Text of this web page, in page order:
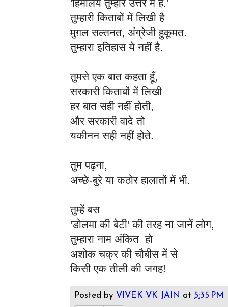
'हिमालय तुम्हारे उत्तर में है.'
तुम्हारी किताबों में लिखी है
मुग़ल सल्तनत, अंग्रेजी हुकूमत.
तुम्हारा इतिहास ये नहीं है.
तुमसे एक बात कहता हूँ,
सरकारी किताबों में लिखी
हर बात सही नहीं होती,
और सरकारी वादे तो
यकीनन सही नहीं होते.
तुम पढ़ना,
अच्छे-बुरे या कठोर हालातों में भी.
तुम्हें बस
'डोलमा की बेटी' की तरह ना जानें लोग,
तुम्हारा नाम अंकित हो
अशोक चक्र की चौबीस में से
किसी एक तीली की जगह!
Posted by VIVEK VK JAIN at 5:35 PM